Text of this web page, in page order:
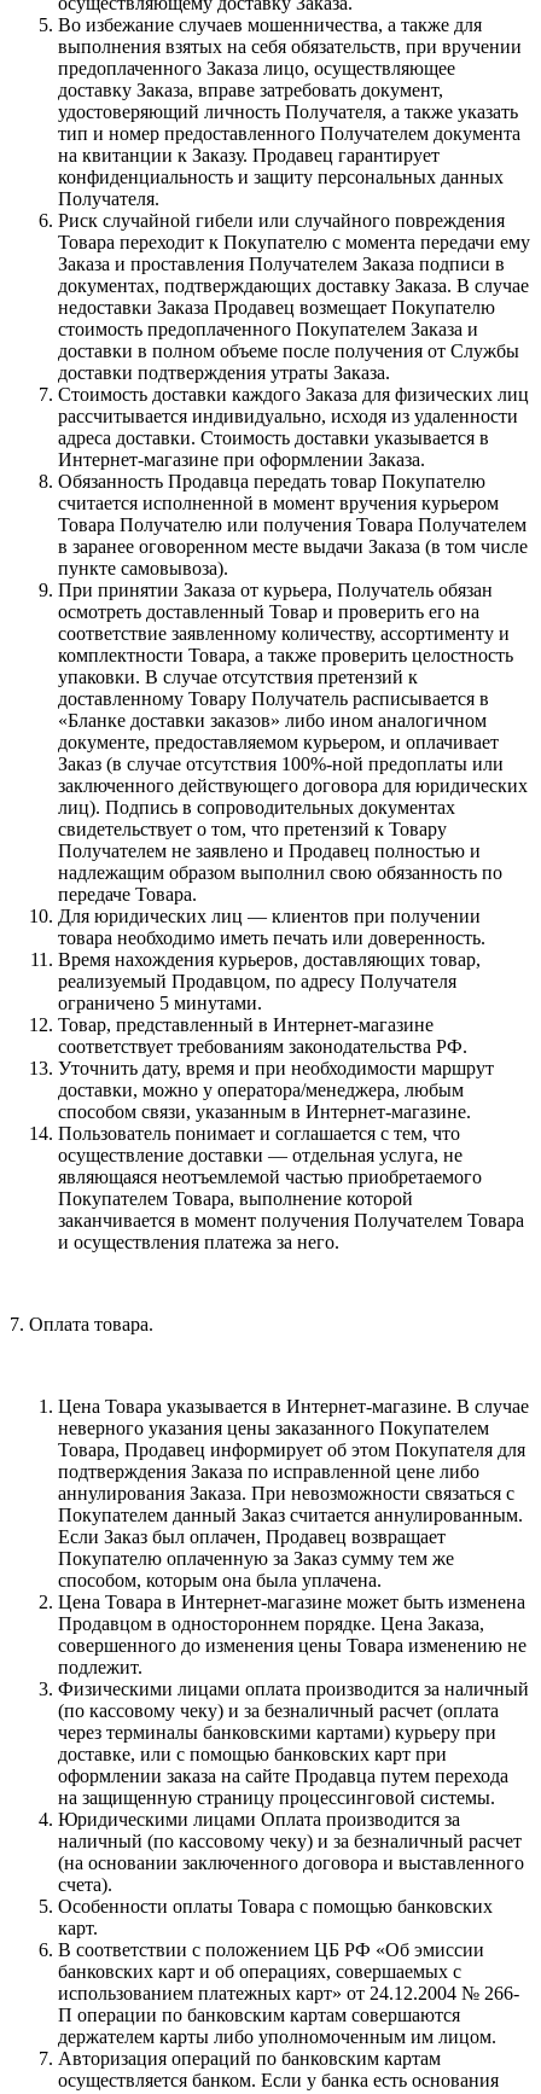
Во избежание случаев мошенничества, а также для
выполнения взятых на себя обязательств, при вручении
предоплаченного Заказа лицо, осуществляющее
доставку Заказа, вправе затребовать документ,
удостоверяющий личность Получателя, а также указать
тип и номер предоставленного Получателем документа
на квитанции к Заказу. Продавец гарантирует
конфиденциальность и защиту персональных данных
Получателя.
Риск случайной гибели или случайного повреждения
Товара переходит к Покупателю с момента передачи ему
Заказа и проставления Получателем Заказа подписи в
документах, подтверждающих доставку Заказа. В случае
недоставки Заказа Продавец возмещает Покупателю
стоимость предоплаченного Покупателем Заказа и
доставки в полном объеме после получения от Службы
доставки подтверждения утраты Заказа.
Стоимость доставки каждого Заказа для физических лиц
рассчитывается индивидуально, исходя из удаленности
адреса доставки. Стоимость доставки указывается в
Интернет-магазине при оформлении Заказа.
Обязанность Продавца передать товар Покупателю
считается исполненной в момент вручения курьером
Товара Получателю или получения Товара Получателем
в заранее оговоренном месте выдачи Заказа (в том числе
пункте самовывоза).
При принятии Заказа от курьера, Получатель обязан
осмотреть доставленный Товар и проверить его на
соответствие заявленному количеству, ассортименту и
комплектности Товара, а также проверить целостность
упаковки. В случае отсутствия претензий к
доставленному Товару Получатель расписывается в
«Бланке доставки заказов» либо ином аналогичном
документе, предоставляемом курьером, и оплачивает
Заказ (в случае отсутствия 100%-ной предоплаты или
заключенного действующего договора для юридических
лиц). Подпись в сопроводительных документах
свидетельствует о том, что претензий к Товару
Получателем не заявлено и Продавец полностью и
надлежащим образом выполнил свою обязанность по
передаче Товара.
Для юридических лиц — клиентов при получении
товара необходимо иметь печать или доверенность.
Время нахождения курьеров, доставляющих товар,
реализуемый Продавцом, по адресу Получателя
ограничено 5 минутами.
Товар, представленный в Интернет-магазине
соответствует требованиям законодательства РФ.
Уточнить дату, время и при необходимости маршрут
доставки, можно у оператора/менеджера, любым
способом связи, указанным в Интернет-магазине.
Пользователь понимает и соглашается с тем, что
осуществление доставки — отдельная услуга, не
являющаяся неотъемлемой частью приобретаемого
Покупателем Товара, выполнение которой
заканчивается в момент получения Получателем Товара
и осуществления платежа за него.
7. Оплата товара.
Цена Товара указывается в Интернет-магазине. В случае
неверного указания цены заказанного Покупателем
Товара, Продавец информирует об этом Покупателя для
подтверждения Заказа по исправленной цене либо
аннулирования Заказа. При невозможности связаться с
Покупателем данный Заказ считается аннулированным.
Если Заказ был оплачен, Продавец возвращает
Покупателю оплаченную за Заказ сумму тем же
способом, которым она была уплачена.
Цена Товара в Интернет-магазине может быть изменена
Продавцом в одностороннем порядке. Цена Заказа,
совершенного до изменения цены Товара изменению не
подлежит.
Физическими лицами оплата производится за наличный
(по кассовому чеку) и за безналичный расчет (оплата
через терминалы банковскими картами) курьеру при
доставке, или с помощью банковских карт при
оформлении заказа на сайте Продавца путем перехода
на защищенную страницу процессинговой системы.
Юридическими лицами Оплата производится за
наличный (по кассовому чеку) и за безналичный расчет
(на основании заключенного договора и выставленного
счета).
Особенности оплаты Товара с помощью банковских
карт.
В соответствии с положением ЦБ РФ «Об эмиссии
банковских карт и об операциях, совершаемых с
использованием платежных карт» от 24.12.2004 № 266-
П операции по банковским картам совершаются
держателем карты либо уполномоченным им лицом.
Авторизация операций по банковским картам
осуществляется банком. Если у банка есть основания